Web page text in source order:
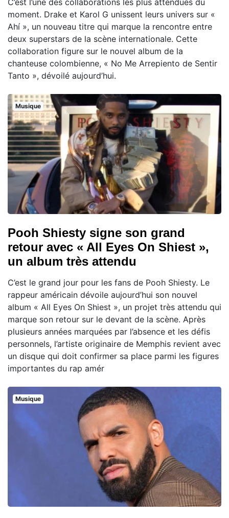
C’est l’une des collaborations les plus attendues du
moment. Drake et Karol G unissent leurs univers sur «
Ahí », un nouveau titre qui marque la rencontre entre
deux superstars de la scène internationale. Cette
collaboration figure sur le nouvel album de la
chanteuse colombienne, « No Me Arrepiento de Sentir
Tanto », dévoilé aujourd’hui.
Musique
Pooh Shiesty signe son grand
retour avec « All Eyes On Shiest »,
un album très attendu
C’est le grand jour pour les fans de Pooh Shiesty. Le
rappeur américain dévoile aujourd’hui son nouvel
album « All Eyes On Shiest », un projet très attendu qui
marque son retour sur le devant de la scène. Après
plusieurs années marquées par l’absence et les défis
personnels, l’artiste originaire de Memphis revient avec
un disque qui doit confirmer sa place parmi les figures
importantes du rap amér
Musique